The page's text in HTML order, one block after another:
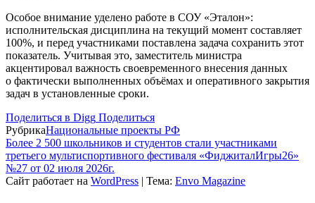
Особое внимание уделено работе в СОУ «Эталон»:
исполнительская дисциплина на текущий момент составляет
100%, и перед участниками поставлена задача сохранить этот
показатель. Учитывая это, заместитель министра
акцентировал важность своевременного внесения данных
о фактически выполненных объёмах и оперативного закрытия
задач в установленные сроки.
Поделиться в Digg Поделиться
РубрикаНациональные проекты РФ
Более 2 500 школьников и студентов стали участниками
третьего мультиспортивного фестиваля «ФиджиталИгры26»
№27 от 02 июля 2026г.
Сайт работает на WordPress | Тема: Envo Magazine